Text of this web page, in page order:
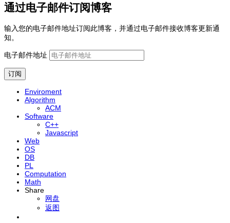
通过电子邮件订阅博客
输入您的电子邮件地址订阅此博客，并通过电子邮件接收博客更新通
知。
电子邮件地址
订阅
Enviroment
Algorithm
ACM
Software
C++
Javascript
Web
OS
DB
PL
Computation
Math
Share
网盘
返图